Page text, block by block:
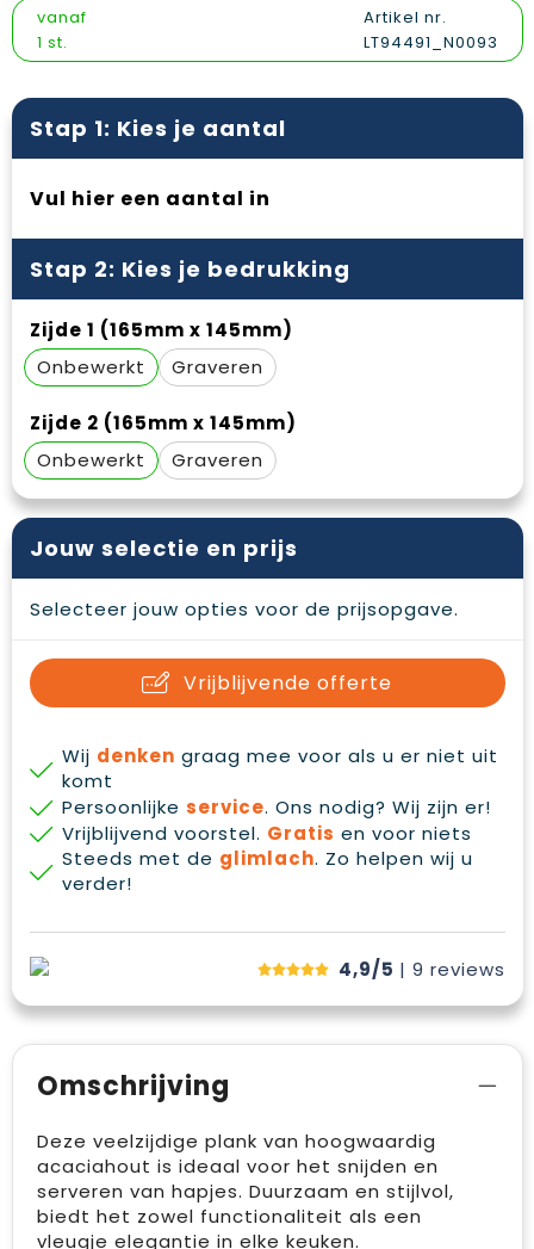
Gilets
Spellen voor binnen en buiten
Sport
Promotietassen
Reistassen
Schoudertassen
Sporttassen
Strandtassen
Tablettassen
Toilettassen
Waterbestendige tassen
Duffeltassen
Goodiebags
Reflecterende vesten
Regenkleding
Sweaters
T-Shirts
Veiligheidssignalering en Verlichting
Veiligheidsvesten en Veiligheidshesjes
Vesten
Gehoorbescherming
Oog- en gelaatsbescherming
Restauranttextiel
E.H.B.O.
Ademhalingsbescherming
vanaf
1 st.
Artikel nr.
LT94491_N0093
Stap 1: Kies je aantal
Vul hier een aantal in
Stap 2: Kies je bedrukking
Zijde 1 (165mm x 145mm)
Onbewerkt
Graveren
Zijde 2 (165mm x 145mm)
Onbewerkt
Graveren
Jouw selectie en prijs
Selecteer jouw opties voor de prijsopgave.
Vrijblijvende offerte
Wij denken graag mee voor als u er niet uit
komt
Persoonlijke service. Ons nodig? Wij zijn er!
Vrijblijvend voorstel. Gratis en voor niets
Steeds met de glimlach. Zo helpen wij u
verder!
4,9/5 | 9 reviews
Omschrijving
Deze veelzijdige plank van hoogwaardig
acaciahout is ideaal voor het snijden en
serveren van hapjes. Duurzaam en stijlvol,
biedt het zowel functionaliteit als een
vleugje elegantie in elke keuken.